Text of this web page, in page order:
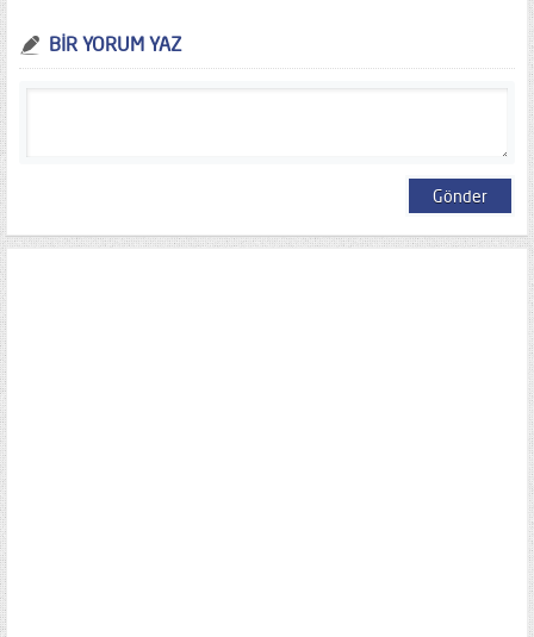
BİR YORUM YAZ